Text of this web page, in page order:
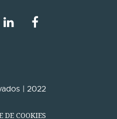
| 2022
DE COOKIES